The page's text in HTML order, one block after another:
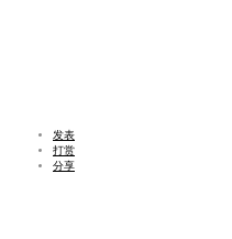
发表
打赏
分享